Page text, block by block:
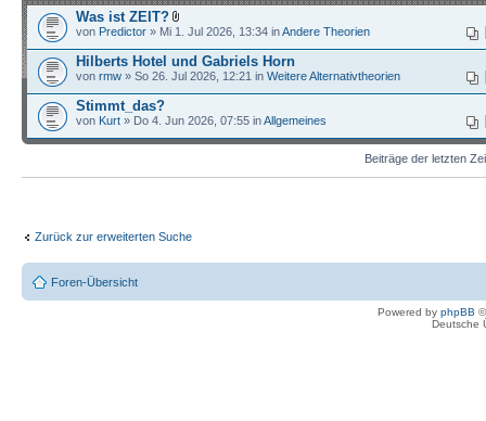
Was ist ZEIT?
von Predictor » Mi 1. Jul 2026, 13:34 inAndere Theorien
Hilberts Hotel und Gabriels Horn
von rmw » So 26. Jul 2026, 12:21 in Weitere Alternativtheorien
Stimmt_das?
von Kurt » Do 4. Jun 2026, 07:55 inAllgemeines
Beiträge der letzten
Zurück zur erweiterten Suche
Foren-Übersicht
Powered by phpBB
Deutsche